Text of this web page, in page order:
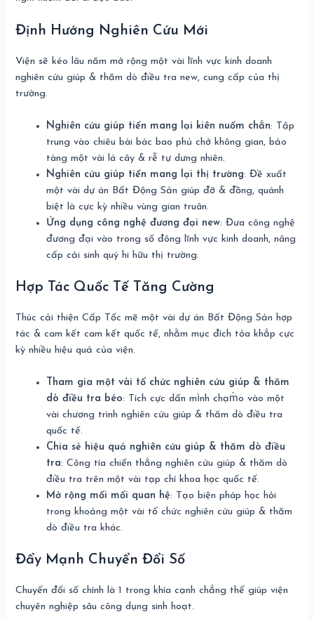
Định Hướng Nghiên Cứu Mới
Viện sẽ kéo lâu năm mở rộng một vài lĩnh vực kinh doanh
nghiên cứu giúp & thăm dò điều tra new, cung cấp của thị
trường.
Nghiên cứu giúp tiến mang lại kiên nuốm chắn: Tập
trung vào chiêu bài bác bao phủ chở không gian, bảo
tàng một vài lá cây & rễ tự dưng nhiên.
Nghiên cứu giúp tiến mang lại thị trường: Đề xuất
một vài dự án Bất Động Sản giúp đỡ & đồng, quánh
biệt là cực kỳ nhiều vùng gian truân.
Ứng dụng công nghệ đương đại new: Đưa công nghệ
đương đại vào trong số đông lĩnh vực kinh doanh, nâng
cấp cải sinh quý hi hữu thị trường.
Hợp Tác Quốc Tế Tăng Cường
Thúc cải thiện Cấp Tốc mẽ một vài dự án Bất Động Sản hợp
tác & cam kết cam kết quốc tế, nhằm mục đích tỏa khắp cực
kỳ nhiều hiệu quả của viện.
Tham gia một vài tổ chức nghiên cứu giúp & thăm
dò điều tra béo: Tích cực dấn mình chạm̀o vào một
vài chương trình nghiên cứu giúp & thăm dò điều tra
quốc tế.
Chia sẻ hiệu quả nghiên cứu giúp & thăm dò điều
tra: Công tía chiến thắng nghiên cứu giúp & thăm dò
điều tra trên một vài tạp chí khoa học quốc tế.
Mở rộng mối mối quan hệ: Tạo biện pháp học hỏi
trong khoảng một vài tổ chức nghiên cứu giúp & thăm
dò điều tra khác.
Đẩy Mạnh Chuyển Đổi Số
Chuyển đổi số chính là 1 trong khía cạnh chẳng thể giúp viện
chuyên nghiệp sâu công dụng sinh hoạt.